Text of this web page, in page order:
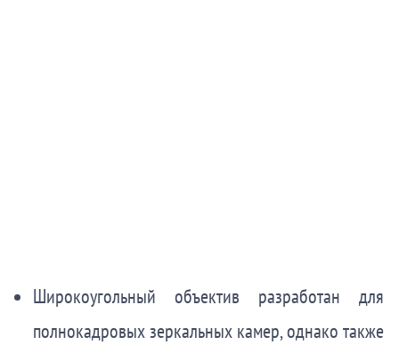
Широкоугольный объектив разработан для
полнокадровых зеркальных камер, однако также